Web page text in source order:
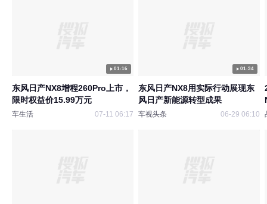
01:16
东风日产NX8增程260Pro上市，
限时权益价15.99万元
车生活 07-11 06:17
01:34
东风日产NX8用实际行动展现东
风日产新能源转型成果
车视头条 06-29 06:10